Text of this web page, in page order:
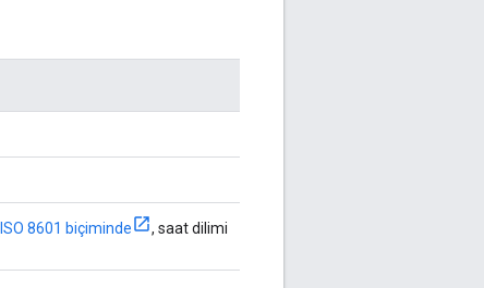
ISO 8601 biçiminde
, saat dilimi